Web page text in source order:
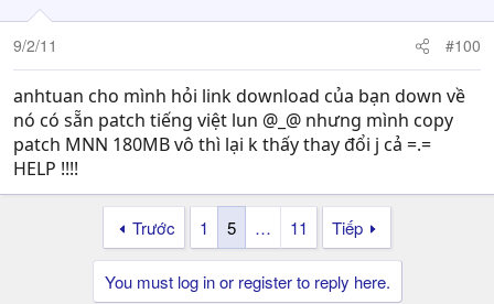
9/2/11 #100
anhtuan cho mình hỏi link download của bạn down về
nó có sẵn patch tiếng việt lun @_@ nhưng mình copy
patch MNN 180MB vô thì lại k thấy thay đổi j cả =.=
HELP !!!!
Trước 1 5 … 11 Tiếp
You must log in or register to reply here.